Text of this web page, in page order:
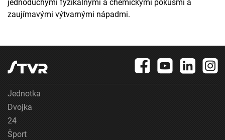
jednoduchými fyzikálnymi a chemickými pokusmi a
zaujímavými výtvarnými nápadmi.
Jednotka
Dvojka
24
Šport